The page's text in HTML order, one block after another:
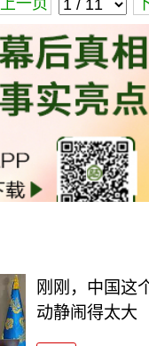
上一页
刚刚，中国这
动静闹得太大